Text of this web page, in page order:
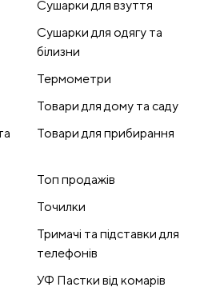
Сушарки для взуття
Сушарки для одягу та
білизни
Термометри
Товари для дому та саду
Товари для прибирання
Топ продажів
Точилки
Тримачі та підставки для
телефонів
УФ Пастки від комарів